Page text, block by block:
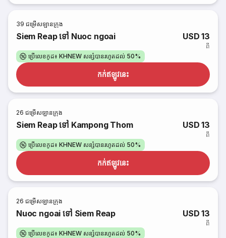
39 ជម្រើសឡានក្រុង
Siem Reap ទៅ Nuoc ngoai USD 13
ពី
ប្រើលេខកូដ៖ KHNEW សន្សំបានរហូតដល់ 50%
កក់​ឥឡូវនេះ
26 ជម្រើសឡានក្រុង
Siem Reap ទៅ Kampong Thom USD 13
ពី
ប្រើលេខកូដ៖ KHNEW សន្សំបានរហូតដល់ 50%
កក់​ឥឡូវនេះ
26 ជម្រើសឡានក្រុង
Nuoc ngoai ទៅ Siem Reap USD 13
ពី
ប្រើលេខកូដ៖ KHNEW សន្សំបានរហូតដល់ 50%